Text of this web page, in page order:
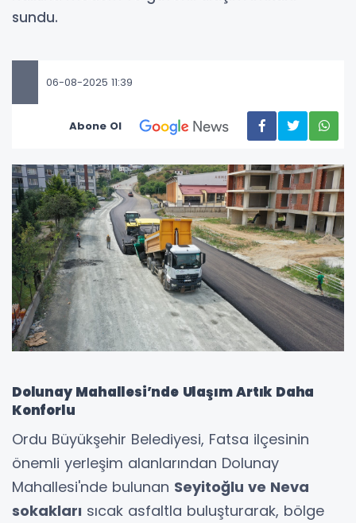
sundu.
06-08-2025 11:39
Abone Ol
Dolunay Mahallesi’nde Ulaşım Artık Daha
Konforlu
Ordu Büyükşehir Belediyesi, Fatsa ilçesinin
önemli yerleşim alanlarından Dolunay
Mahallesi'nde bulunan Seyitoğlu ve Neva
sokakları sıcak asfaltla buluşturarak, bölge